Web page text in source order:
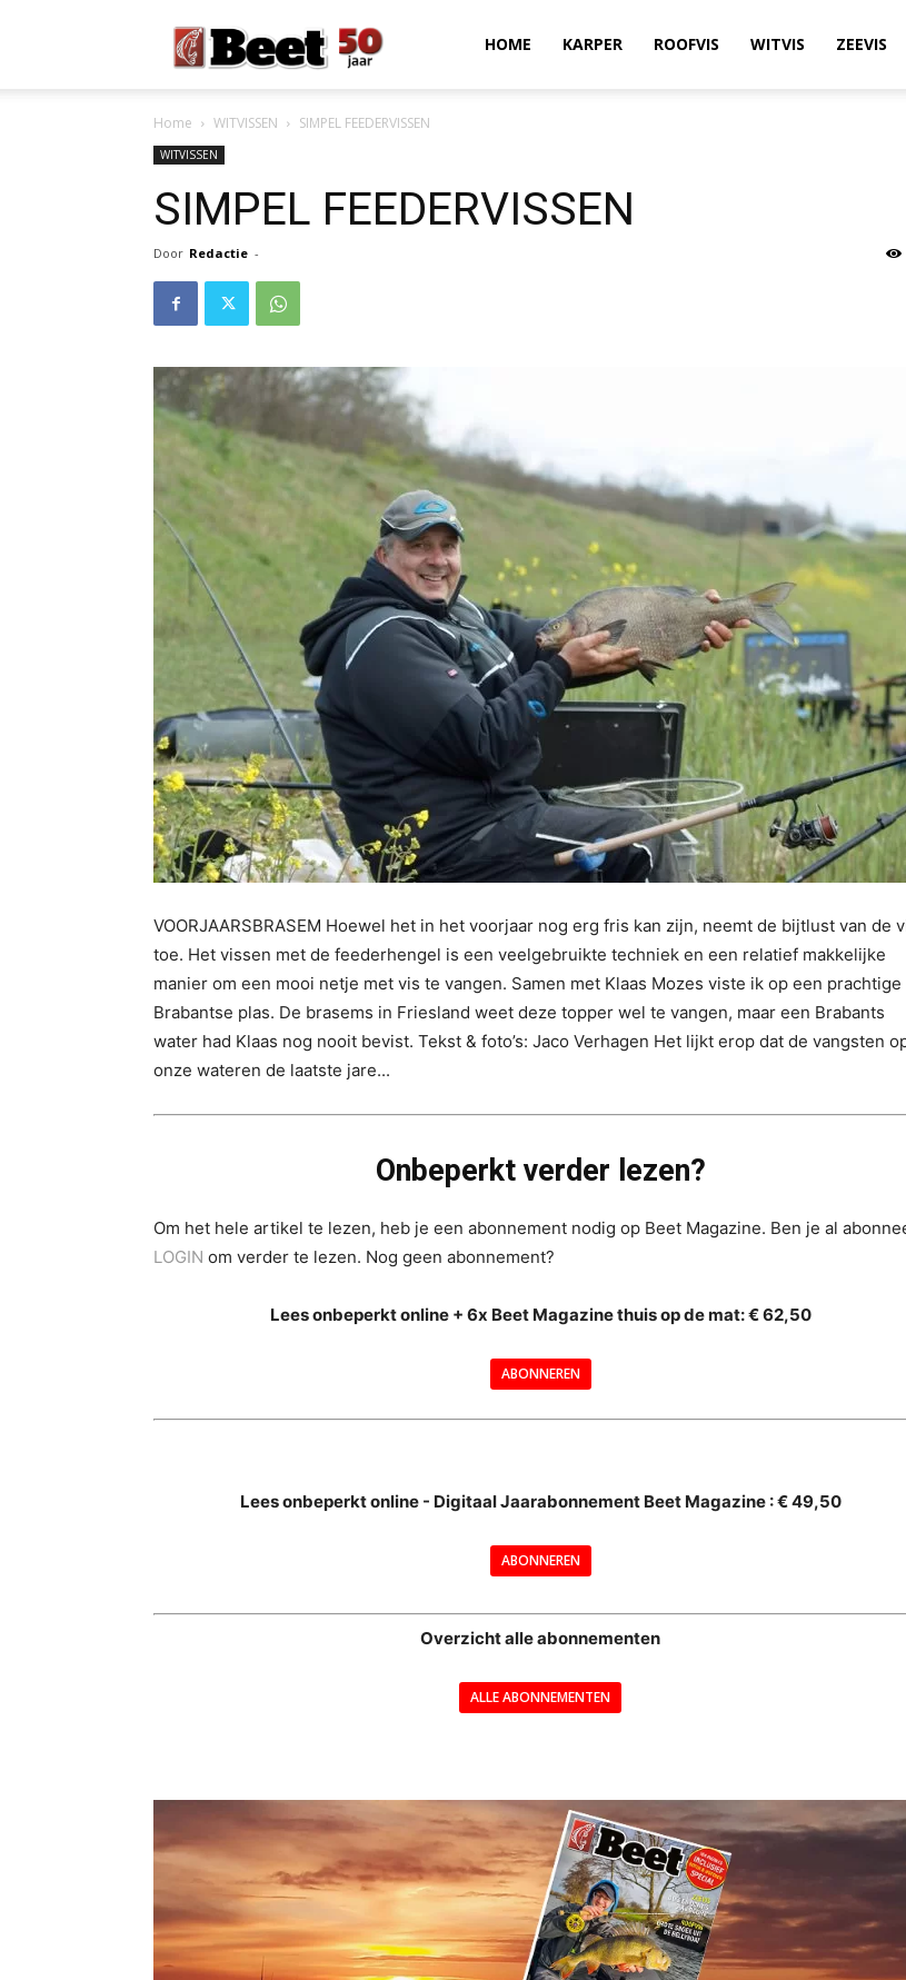
Magazine
HOME KARPER ROOFVIS WITVIS ZEEVIS
Home WITVISSEN SIMPEL FEEDERVISSEN
WITVISSEN
SIMPEL FEEDERVISSEN
Door Redactie -
VOORJAARSBRASEM Hoewel het in het voorjaar nog erg fris kan zijn, neemt de bijtlust van de
toe. Het vissen met de feederhengel is een veelgebruikte techniek en een relatief makkelijke
manier om een mooi netje met vis te vangen. Samen met Klaas Mozes viste ik op een prachtige
Brabantse plas. De brasems in Friesland weet deze topper wel te vangen, maar een Brabants
water had Klaas nog nooit bevist. Tekst & foto’s: Jaco Verhagen Het lijkt erop dat de vangsten
onze wateren de laatste jare...
Onbeperkt verder lezen?
Om het hele artikel te lezen, heb je een abonnement nodig op Beet Magazine. Ben je al
LOGIN om verder te lezen. Nog geen abonnement?
Lees onbeperkt online + 6x Beet Magazine thuis op de mat: € 62,50
ABONNEREN
Lees onbeperkt online - Digitaal Jaarabonnement Beet Magazine : € 49,50
ABONNEREN
Overzicht alle abonnementen
ALLE ABONNEMENTEN